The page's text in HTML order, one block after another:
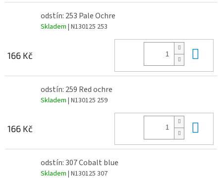
odstín: 253 Pale Ochre
Skladem | N130125 253
166 Kč
odstín: 259 Red ochre
Skladem | N130125 259
166 Kč
odstín: 307 Cobalt blue
Skladem | N130125 307